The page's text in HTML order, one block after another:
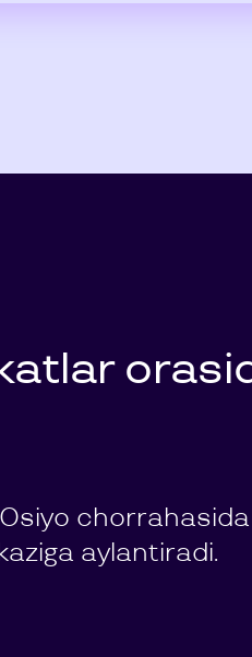
chorrahasida
aylantiradi.